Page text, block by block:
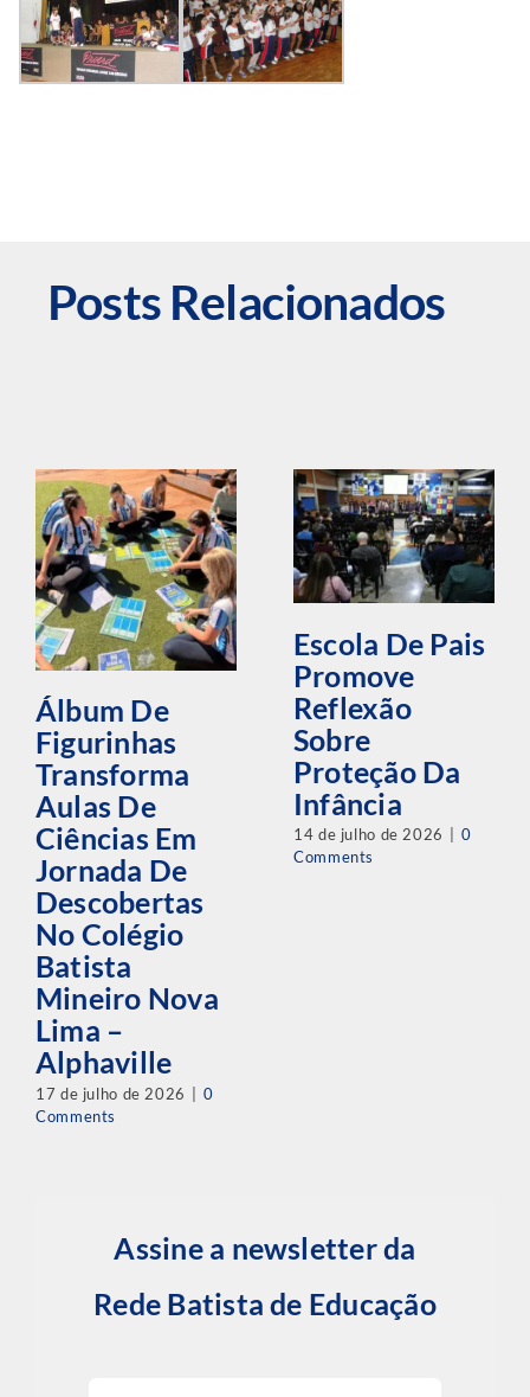
Posts Relacionados
Álbum De
Figurinhas
Transforma
Aulas De
Ciências Em
Jornada De
Descobertas
No Colégio
Batista
Mineiro Nova
Lima –
Alphaville
17 de julho de 2026
0
Comments
Escola De Pais
Promove
Reflexão
Sobre
Proteção Da
Infância
14 de julho de 2026
0
Comments
Assine a newsletter da
Rede Batista de Educação